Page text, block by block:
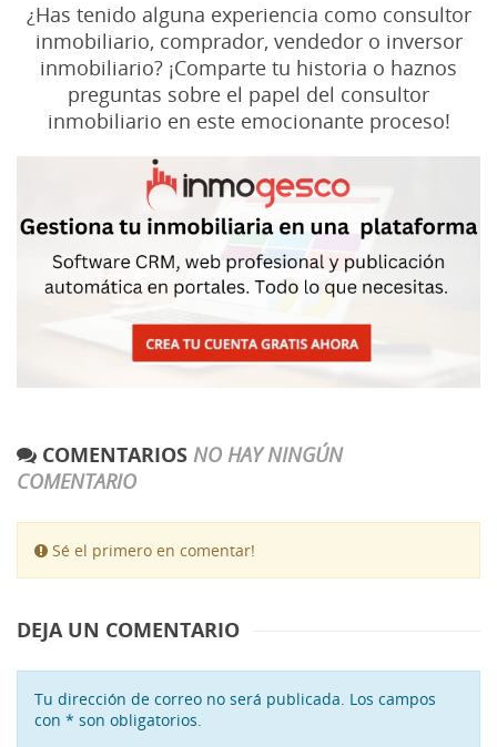
¿Has tenido alguna experiencia como consultor
inmobiliario, comprador, vendedor o inversor
inmobiliario? ¡Comparte tu historia o haznos
preguntas sobre el papel del consultor
inmobiliario en este emocionante proceso!
COMENTARIOS NO HAY NINGÚN
COMENTARIO
Sé el primero en comentar!
DEJA UN COMENTARIO
Tu dirección de correo no será publicada. Los campos
con * son obligatorios.